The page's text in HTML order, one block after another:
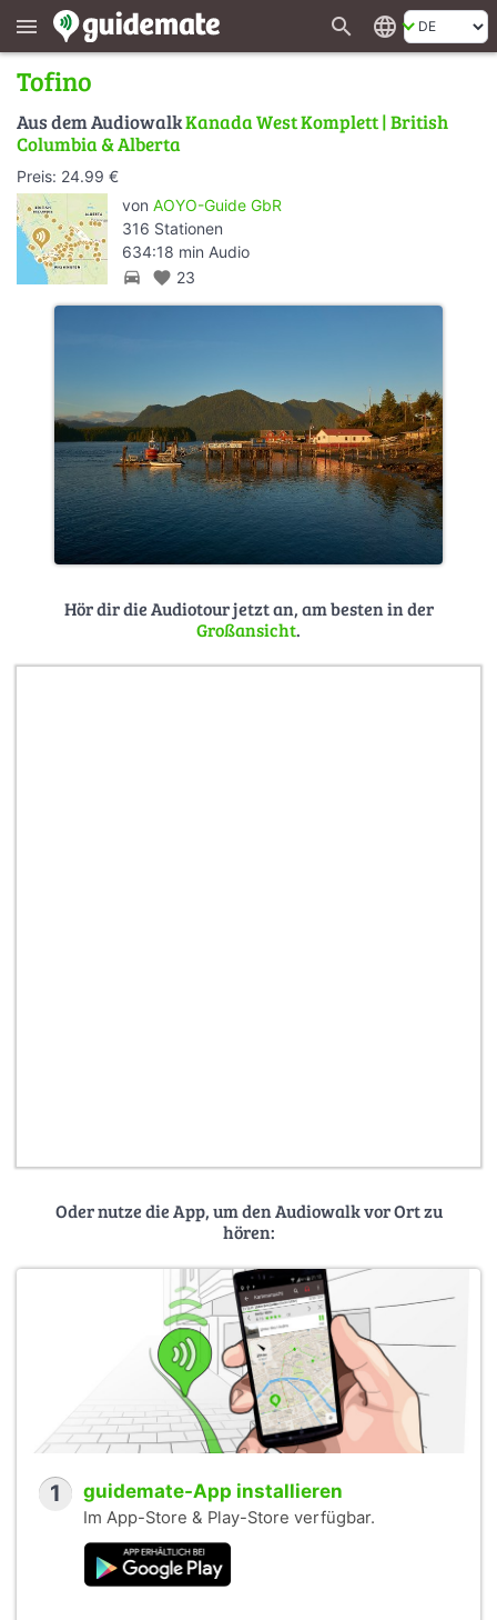
menu search language
Tofino
Aus dem AudiowalkKanada West Komplett | British
Columbia & Alberta
Preis: 24.99 €
von AOYO-Guide GbR
316 Stationen
634:18 min Audio
directions_car favorite 23
Hör dir die Audiotour jetzt an, am besten in der
Großansicht.
Oder nutze die App, um den Audiowalk vor Ort zu
hören:
1 guidemate-App installieren
Im App-Store & Play-Store verfügbar.